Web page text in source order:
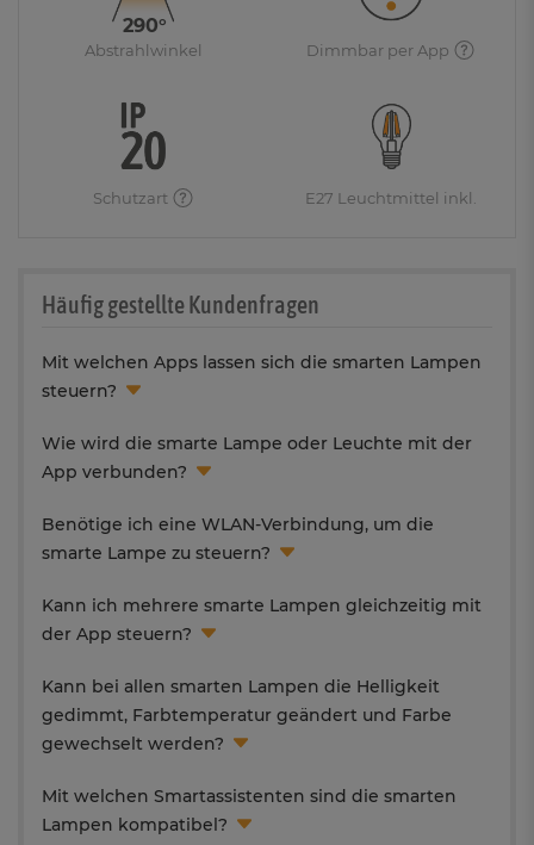
290°
Abstrahlwinkel Dimmbar per App
Schutzart E27 Leuchtmittel inkl.
Häufig gestellte Kundenfragen
Mit welchen Apps lassen sich die smarten Lampen
steuern?
Wie wird die smarte Lampe oder Leuchte mit der
App verbunden?
Benötige ich eine WLAN-Verbindung, um die
smarte Lampe zu steuern?
Kann ich mehrere smarte Lampen gleichzeitig mit
der App steuern?
Kann bei allen smarten Lampen die Helligkeit
gedimmt, Farbtemperatur geändert und Farbe
gewechselt werden?
Mit welchen Smartassistenten sind die smarten
Lampen kompatibel?